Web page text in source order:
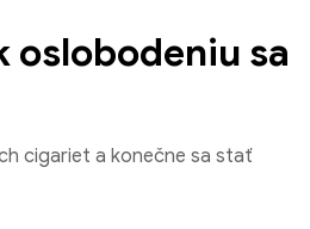
oslobodeniu sa
cigariet a konečne sa stať